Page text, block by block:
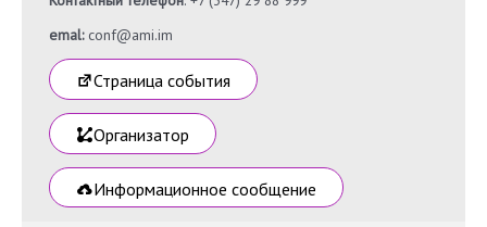
emal: conf@ami.im
Страница события
Организатор
Информационное сообщение